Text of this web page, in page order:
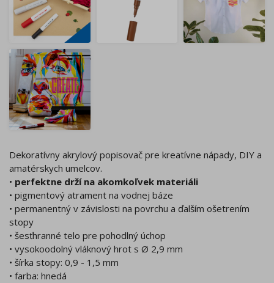
Dekoratívny akrylový popisovač pre kreatívne nápady, DIY a
amatérskych umelcov.
• perfektne drží na akomkoľvek materiáli
• pigmentový atrament na vodnej báze
• permanentný v závislosti na povrchu a ďalším ošetrením
stopy
• šesťhranné telo pre pohodlný úchop
• vysokoodolný vláknový hrot s Ø 2,9 mm
• šírka stopy: 0,9 - 1,5 mm
• farba: hnedá